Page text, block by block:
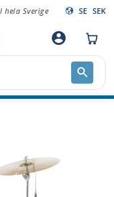
Sverige SE SEK
account_circle